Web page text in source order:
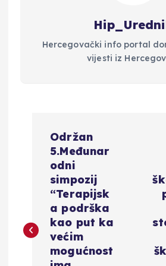
Hercegovački info portal
vijesti iz
g
Održan
5.Međunar
odni
simpozij
“Terapijsk
a podrška
kao put ka
većim
mogućnost